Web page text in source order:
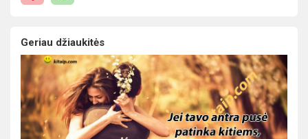
Geriau džiaukitės